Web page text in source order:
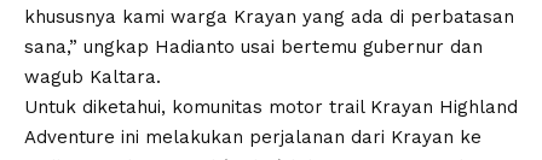
khususnya kami warga Krayan yang ada di perbatasan
sana,” ungkap Hadianto usai bertemu gubernur dan
wagub Kaltara.
Untuk diketahui, komunitas motor trail Krayan Highland
Adventure ini melakukan perjalanan dari Krayan ke